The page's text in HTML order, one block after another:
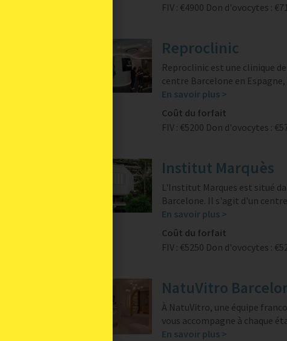
FIV : €4900 Don d'ovocytes :
Reproclinic
Reproclinic est une clinique
centre Barcelone en Espagne,
En savoir plus >
Coût du forfait
FIV : €5200 Don d'ovocytes :
Institut Marquès
L'Institut Marques est situé
Barcelone. Il s'agit d'un
En savoir plus >
Coût du forfait
FIV : €5250 Don d'ovocytes :
NatuVitro
À NatuVitro, une équipe
vous accompagne à chaque
En savoir plus >